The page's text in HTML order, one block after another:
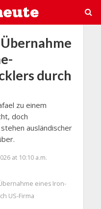
durch
zu einem
doch
ausländischer
at 10:10 a.m.
eines Iron-
US-Firma